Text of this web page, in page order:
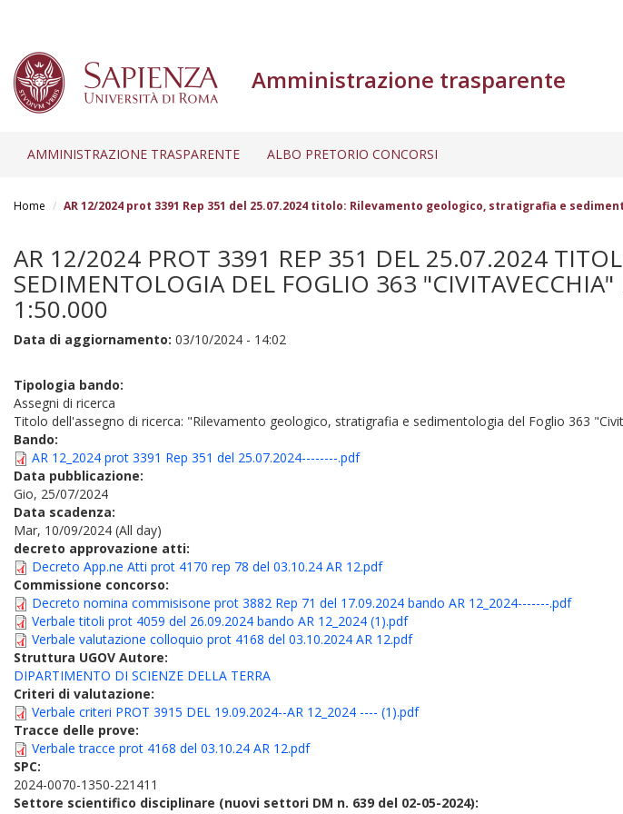
Amministrazione trasparente
AMMINISTRAZIONE TRASPARENTE ALBO PRETORIO CONCORSI
Home AR 12/2024 prot 3391 Rep 351 del 25.07.2024 titolo: Rilevamento geologico, stratigrafia e
AR 12/2024 PROT 3391 REP 351 DEL 25.07.2024
SEDIMENTOLOGIA DEL FOGLIO 363
1:50.000
Data di aggiornamento: 03/10/2024 - 14:02
Tipologia bando:
Assegni di ricerca
Titolo dell'assegno di ricerca: "Rilevamento geologico, stratigrafia e sedimentologia del Foglio 363
Bando:
AR 12_2024 prot 3391 Rep 351 del 25.07.2024--------.pdf
Data pubblicazione:
Gio, 25/07/2024
Data scadenza:
Mar, 10/09/2024 (All day)
decreto approvazione atti:
Decreto App.ne Atti prot 4170 rep 78 del 03.10.24 AR 12.pdf
Commissione concorso:
Decreto nomina commisisone prot 3882 Rep 71 del 17.09.2024 bando AR 12_2024-------.pdf
Verbale titoli prot 4059 del 26.09.2024 bando AR 12_2024 (1).pdf
Verbale valutazione colloquio prot 4168 del 03.10.2024 AR 12.pdf
Struttura UGOV Autore:
DIPARTIMENTO DI SCIENZE DELLA TERRA
Criteri di valutazione:
Verbale criteri PROT 3915 DEL 19.09.2024--AR 12_2024 ---- (1).pdf
Tracce delle prove:
Verbale tracce prot 4168 del 03.10.24 AR 12.pdf
SPC:
2024-0070-1350-221411
Settore scientifico disciplinare (nuovi settori DM n. 639 del 02-05-2024):